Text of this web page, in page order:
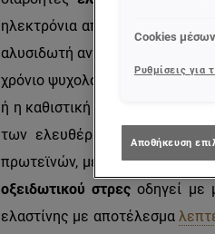
ηλεκτρόνια από τα κοντινά
αλυσιδωτή αντίδραση η οποία
χρόνιο ψυχολογικό στρες, ο
ή η καθιστική ζωή, η
των ελευθέρων ριζών οι
πρωτεϊνών, μεταλλάξεις του
οξειδωτικού στρες οδηγεί με
ελαστίνης με αποτέλεσμα
Cookies
Ρυθμίσεις για
Αποθήκευση